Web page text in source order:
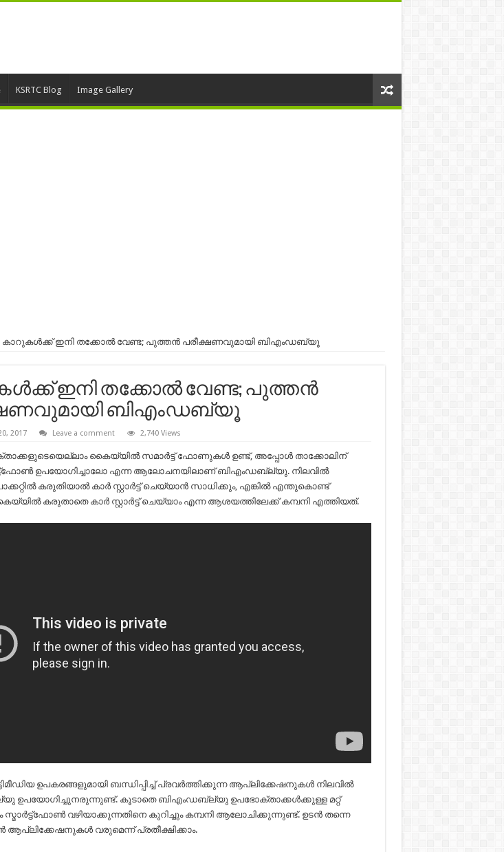
KSRTC Blog Image Gallery
കാറുകള്‍ക്ക് ഇനി തക്കോല്‍ വേണ്ട; പുത്തന്‍ പരീക്ഷണവുമായി ബിഎംഡബ്യൂ
ഇനി തക്കോല്‍ വേണ്ട; പുത്തന്‍
ബിഎംഡബ്യൂ
2017 Leave a comment 2,740 Views
കൈയ്യില്‍ സമാര്‍ട്ട് ഫോണുകള്‍ ഉണ്ട്, അപ്പോള്‍ താക്കോലിന്
ഉപയോഗിച്ചാലോ എന്ന ആലോചനയിലാണ് ബിഎംഡബ്ല്യു. നിലവില്‍
കരുതിയാല്‍ കാര്‍ സ്റ്റാര്‍ട്ട് ചെയ്യാന്‍ സാധിക്കും, എങ്കില്‍ എന്തുകൊണ്ട്
കരുതാതെ കാര്‍ സ്റ്റാര്‍ട്ട് ചെയ്യാം എന്ന ആശയത്തിലേക്ക് കമ്പനി എത്തിയത്.
ഉപകരങ്ങളുമായി ബന്ധിപ്പിച്ച് പ്രവര്‍ത്തിക്കുന്ന ആപ്ലിക്കേഷനുകള്‍ നിലവില്‍
ഉപയോഗിച്ചുനരുന്നുണ്ട്. കൂടാതെ ബിഎംഡബ്ല്യു ഉപഭോക്താക്കള്‍ക്കുള്ള മറ്റ്
വഴിയാക്കുന്നതിനെ കുറിച്ചും കമ്പനി ആലോചിക്കുന്നുണ്ട്. ഉടന്‍ തന്നെ
ആപ്ലിക്കേഷനുകള്‍ വരുമെന്ന് പ്രതീക്ഷിക്കാം.